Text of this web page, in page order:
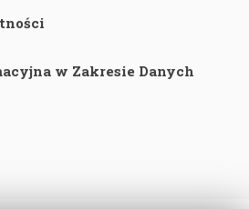
w Zakresie Danych